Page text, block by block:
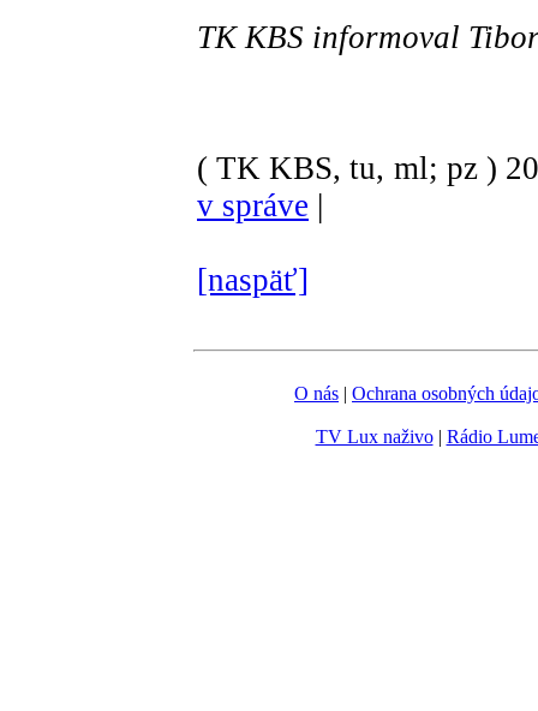
TK KBS informoval
( TK KBS, tu, ml; pz )
v správe |
[naspäť]
O nás | Ochrana osobných
TV Lux naživo| Rádio